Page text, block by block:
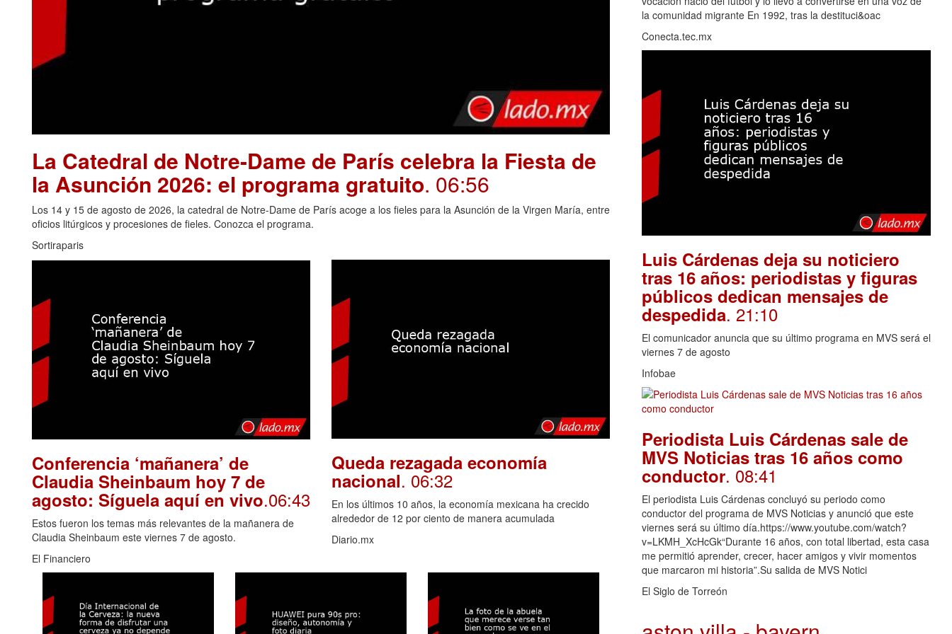
La Catedral de Notre-Dame de París celebra la Fiesta de
la Asunción 2026: el programa gratuito. 06:56
Los 14 y 15 de agosto de 2026, la catedral de Notre-Dame de París acoge a los fieles para la Asunción de la Virgen María, entre
oficios litúrgicos y procesiones de fieles. Conozca el programa.
Sortiraparis
Conferencia ‘mañanera’ de
Claudia Sheinbaum hoy 7 de
agosto: Síguela aquí en vivo.06:43
Estos fueron los temas más relevantes de la mañanera de
Claudia Sheinbaum este viernes 7 de agosto.
El Financiero
Queda rezagada economía
nacional. 06:32
En los últimos 10 años, la economía mexicana ha crecido
alrededor de 12 por ciento de manera acumulada
Diario.mx
la comunidad migrante En 1992, tras la destituci&oac
Conecta.tec.mx
Luis Cárdenas deja su noticiero
tras 16 años: periodistas y figuras
públicos dedican mensajes de
despedida. 21:10
El comunicador anuncia que su último programa en MVS será el
viernes 7 de agosto
Infobae
Periodista Luis Cárdenas sale de
MVS Noticias tras 16 años como
conductor. 08:41
El periodista Luis Cárdenas concluyó su periodo como
conductor del programa de MVS Noticias y anunció que este
viernes será su último día.https://www.youtube.com/watch?
v=LKMH_XcHcGk“Durante 16 años, con total libertad, esta casa
me permitió aprender, crecer, hacer amigos y vivir momentos
que marcaron mi historia”.Su salida de MVS Notici
El Siglo de Torreón